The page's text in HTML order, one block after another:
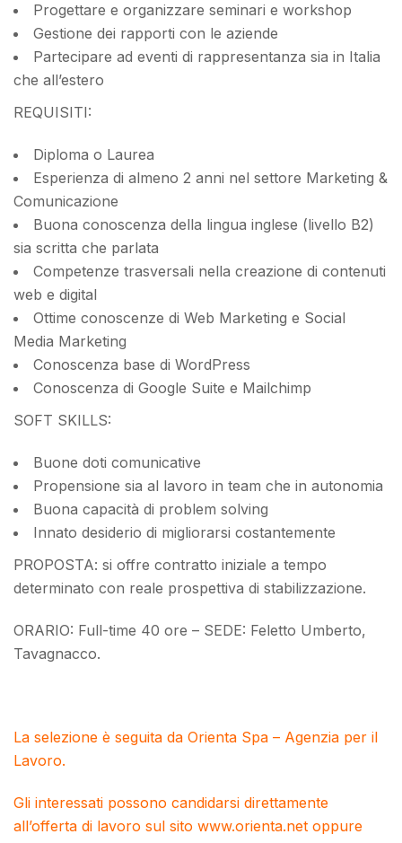
Progettare e organizzare seminari e workshop
Gestione dei rapporti con le aziende
Partecipare ad eventi di rappresentanza sia in Italia
che all’estero
REQUISITI:
Diploma o Laurea
Esperienza di almeno 2 anni nel settore Marketing &
Comunicazione
Buona conoscenza della lingua inglese (livello B2)
sia scritta che parlata
Competenze trasversali nella creazione di contenuti
web e digital
Ottime conoscenze di Web Marketing e Social
Media Marketing
Conoscenza base di WordPress
Conoscenza di Google Suite e Mailchimp
SOFT SKILLS:
Buone doti comunicative
Propensione sia al lavoro in team che in autonomia
Buona capacità di problem solving
Innato desiderio di migliorarsi costantemente
PROPOSTA: si offre contratto iniziale a tempo
determinato con reale prospettiva di stabilizzazione.
ORARIO: Full-time 40 ore – SEDE: Feletto Umberto,
Tavagnacco.
La selezione è seguita da Orienta Spa – Agenzia per il
Lavoro.
Gli interessati possono candidarsi direttamente
all’offerta di lavoro sul sito www.orienta.net oppure